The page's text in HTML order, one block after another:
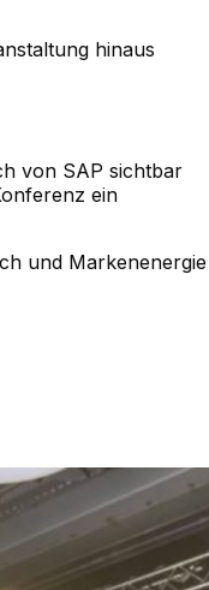
hinaus
von SAP sichtbar
ein
und Markenenergie